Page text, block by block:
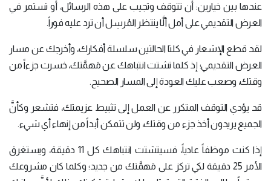
عندها بين خيارين: أن تتوقف وتجيب على هذه الرسائل، أو تستمر في
العرض التقديمي على أمل ألَّا ينتظر المُرسِل أن ترد عليه فوراً.
لقد قطع الإشعار في كلتا الحالتين سلسلة أفكارك، وأخرجك عن مسار
العرض التقديمي؛ إذ كلما تشتت انتباهك عن مَهمَّتك، خسرت جزءاً من
وقتك، وصعب عليك العودة إلى المسار الصحيح.
قد يؤدي التوقف المتكرر عن العمل إلى تثبيط عزيمتك، فتشعر وكأنَّ
الجميع يريدون أخذ جزء من وقتك، ولن تتمكن أبداً من إنهاء أي شيء.
إذا كنت موظفاً عادياً، فسيتشتت انتباهك كل 11 دقيقة، ويستغرق
الأمر 25 دقيقة لكي تركز على مَهمَّتك من جديد؛ وكلما كان مشروعك